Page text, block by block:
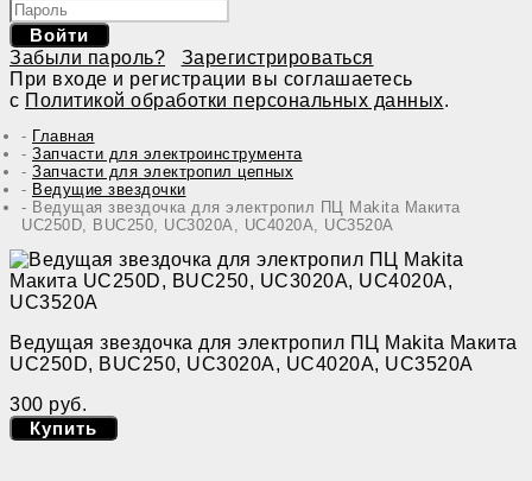
Войти
Забыли пароль?
Зарегистрироваться
При входе и регистрации вы соглашаетесь
с Политикой обработки персональных данных.
Главная
Запчасти для электроинструмента
Запчасти для электропил цепных
Ведущие звездочки
Ведущая звездочка для электропил ПЦ Makita Макита
UC250D, BUC250, UC3020A, UC4020A, UC3520A
Ведущая звездочка для электропил ПЦ Makita Макита
UC250D, BUC250, UC3020A, UC4020A, UC3520A
300 руб.
Купить